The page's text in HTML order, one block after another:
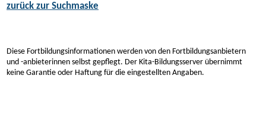
zurück zur Suchmaske
Diese Fortbildungsinformationen werden von den Fortbildungsanbietern
und -anbieterinnen selbst gepflegt. Der Kita-Bildungsserver übernimmt
keine Garantie oder Haftung für die eingestellten Angaben.